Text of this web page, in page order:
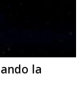
la